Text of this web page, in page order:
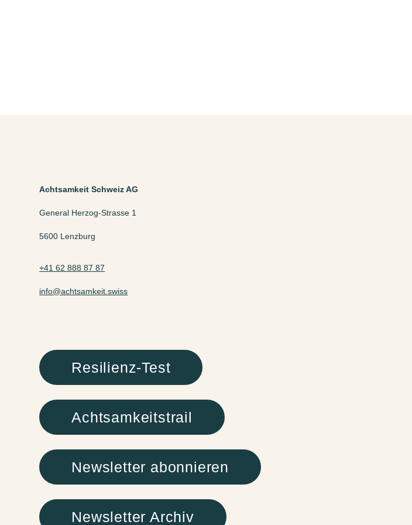
Achtsamkeit Schweiz AG
General Herzog-Strasse 1
5600 Lenzburg
+41 62 888 87 87
info@achtsamkeit.swiss
Resilienz-Test
Achtsamkeitstrail
Newsletter abonnieren
Newsletter Archiv